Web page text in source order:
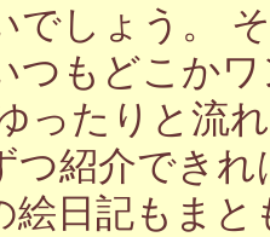
でしょう。
つもどこか
ったりと流
つ紹介でき
絵日記もま